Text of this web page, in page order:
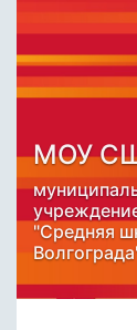
МОУ
"Средняя